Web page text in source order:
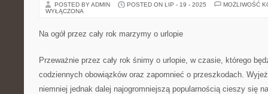
POSTED BY ADMIN POSTED ON LIP - 19 - 2025
MOŻLIWOŚĆ
WYŁĄCZONA
Na ogół przez cały rok marzymy o urlopie
Przeważnie przez cały rok śnimy o urlopie, w czasie, którego
codziennych obowiązków oraz zapomnieć o przeszkodach.
niemniej jednak dalej najogromniejszą popularnością cieszy się